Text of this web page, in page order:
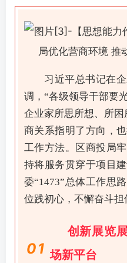
习近平总书记在
调，“各级领导干部要
企业家所思所想、所
商关系指明了方向，
工作方法。区商投局
持将服务贯穿于项目
委“1473”总体工作思
位践初心，不懈奋斗担
01
创新展览
场新平台